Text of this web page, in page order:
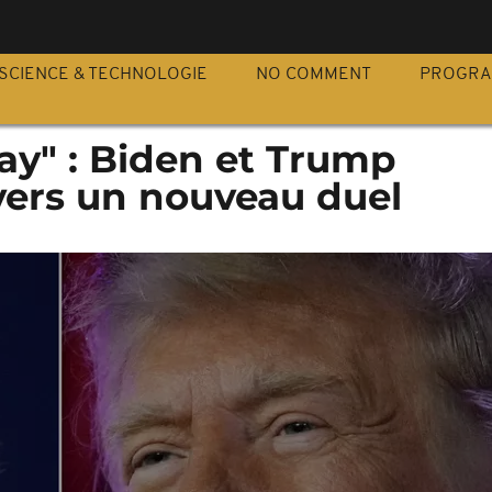
SCIENCE & TECHNOLOGIE NO COMMENT
: Biden et Trump
un nouveau duel